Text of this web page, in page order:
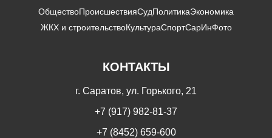
ОбществоПроисшествияСудПолитикаЭкономика
ЖКХ и строительствоКультураСпортСарИнФото
КОНТАКТЫ
г. Саратов, ул. Горького, 21
+7 (917) 982-81-37
+7 (8452) 659-600